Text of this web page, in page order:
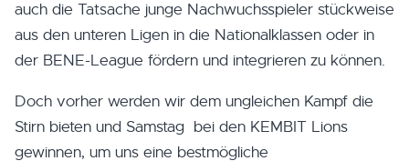
auch die Tatsache junge Nachwuchsspieler stückweise
aus den unteren Ligen in die Nationalklassen oder in
der BENE-League fördern und integrieren zu können.
Doch vorher werden wir dem ungleichen Kampf die
Stirn bieten und Samstag bei den KEMBIT Lions
gewinnen, um uns eine bestmögliche